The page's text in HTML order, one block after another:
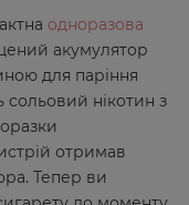
одноразова
акумулятор
для паріння
сольовий нікотин з
отримав
Тепер ви